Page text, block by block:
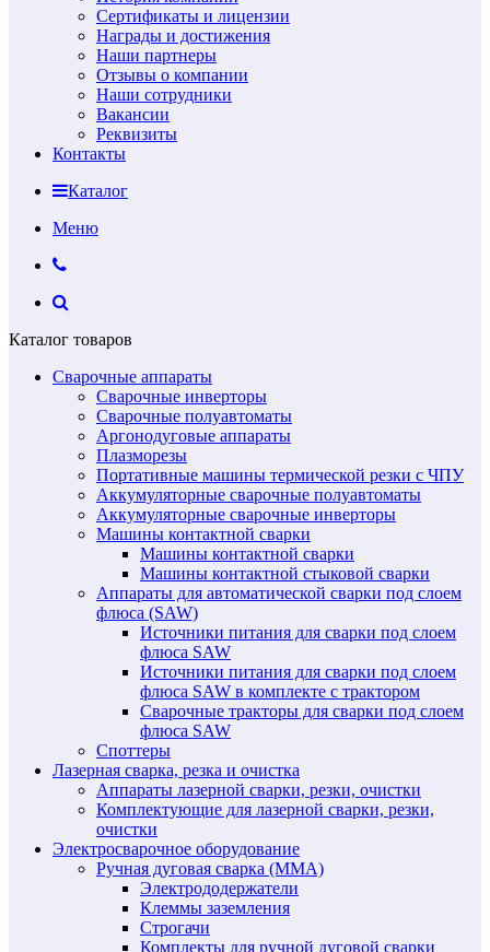
Сертификаты и лицензии
Награды и достижения
Наши партнеры
Отзывы о компании
Наши сотрудники
Вакансии
Реквизиты
Контакты
Каталог
Меню
Каталог товаров
Сварочные аппараты
Сварочные инверторы
Сварочные полуавтоматы
Аргонодуговые аппараты
Плазморезы
Портативные машины термической резки с ЧПУ
Аккумуляторные сварочные полуавтоматы
Аккумуляторные сварочные инверторы
Машины контактной сварки
Машины контактной сварки
Машины контактной стыковой сварки
Аппараты для автоматической сварки под слоем
флюса (SAW)
Источники питания для сварки под слоем
флюса SAW
Источники питания для сварки под слоем
флюса SAW в комплекте с трактором
Сварочные тракторы для сварки под слоем
флюса SAW
Споттеры
Лазерная сварка, резка и очистка
Аппараты лазерной сварки, резки, очистки
Комплектующие для лазерной сварки, резки,
очистки
Электросварочное оборудование
Ручная дуговая сварка (MMA)
Электрододержатели
Клеммы заземления
Строгачи
Комплекты для ручной дуговой сварки